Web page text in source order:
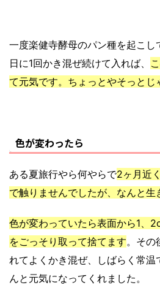
一度楽健寺酵母のパン種を起こ
日に1回かき混ぜ続けて入れば、
て元気です。ちょっとやそっとじ
色が変わったら
ある夏旅行やら何やらで2ヶ月近
で触りませんでしたが、なんと生
色が変わっていたら表面から1、
をごっそり取って捨てます。その
れてよくかき混ぜ、しばらく常温
んと元気になってくれました。